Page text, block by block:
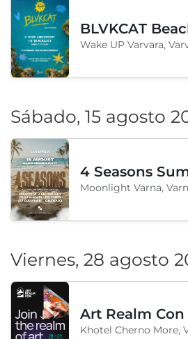
Sábado, 15 agosto
Moonlight Varna,
Viernes, 28 agosto